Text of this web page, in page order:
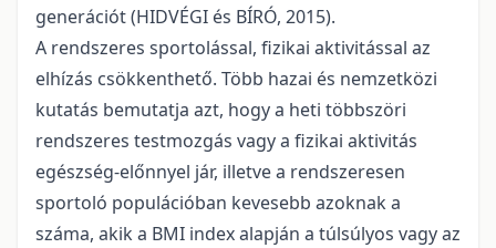
generációt (HIDVÉGI és BÍRÓ, 2015).
A rendszeres sportolással, fizikai aktivi­tással az
elhízás csökkenthető. Több hazai és nemzetközi
kutatás bemutatja azt, hogy a heti többszöri
rendszeres testmozgás vagy a fizi­kai aktivitás
egészség-előnnyel jár, illetve a rendszeresen
sportoló populációban kevesebb azoknak a
száma, akik a BMI index alapján a túlsúlyos vagy az